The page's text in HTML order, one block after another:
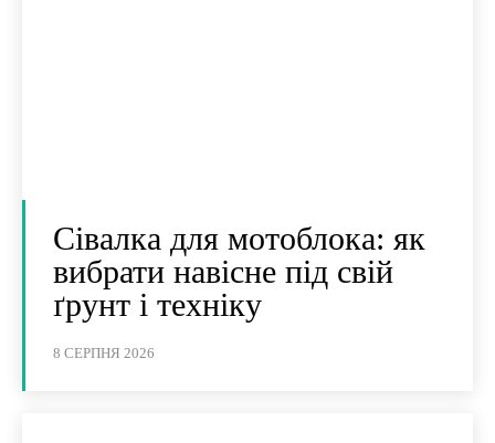
Сівалка для мотоблока: як
вибрати навісне під свій
ґрунт і техніку
8 СЕРПНЯ 2026